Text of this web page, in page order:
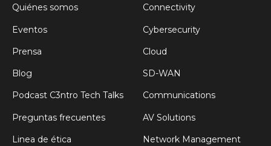
Quiénes somos
Eventos
Prensa
Blog
Podcast C3ntro Tech Talks
Preguntas frecuentes
Linea de ética
Connectivity
Cybersecurity
Cloud
SD-WAN
Communications
AV Solutions
Network Management